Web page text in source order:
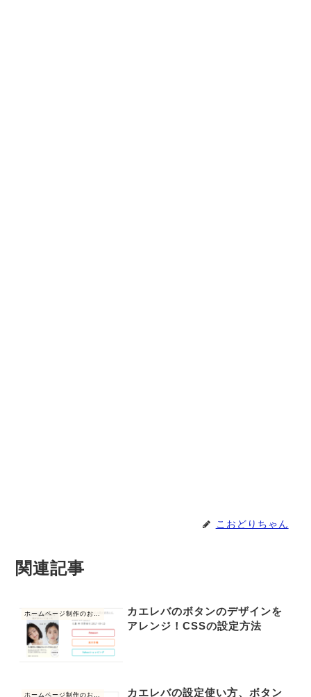
こおどりちゃん
関連記事
カエレバのボタンのデザインを
アレンジ！CSSの設定方法
カエレバの設定使い方、ボタン